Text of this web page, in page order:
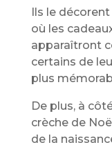
Ils le
où les
apparaîtront
certains de
plus
De plus, à
crèche de
de la